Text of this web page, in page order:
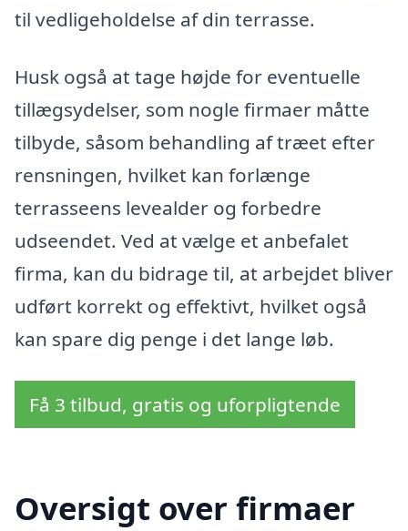
til vedligeholdelse af din terrasse.
Husk også at tage højde for eventuelle
tillægsydelser, som nogle firmaer måtte
tilbyde, såsom behandling af træet efter
rensningen, hvilket kan forlænge
terrasseens levealder og forbedre
udseendet. Ved at vælge et anbefalet
firma, kan du bidrage til, at arbejdet bliver
udført korrekt og effektivt, hvilket også
kan spare dig penge i det lange løb.
Få 3 tilbud, gratis og uforpligtende
Oversigt over firmaer